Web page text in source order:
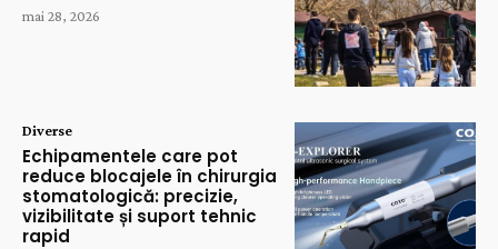
mai 28, 2026
Diverse
Echipamentele care pot
reduce blocajele în chirurgia
stomatologică: precizie,
vizibilitate și suport tehnic
rapid